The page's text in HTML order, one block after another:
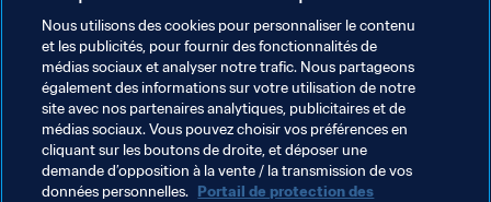
Cet article s'inscrit dans notre série "The Global Game"
qui met en lumière le football qui se joue habituellement
loin des feux des projecteurs.
Nous utilisons des cookies pour personnaliser le contenu
et les publicités, pour fournir des fonctionnalités de
médias sociaux et analyser notre trafic. Nous partageons
également des informations sur votre utilisation de notre
site avec nos partenaires analytiques, publicitaires et de
médias sociaux. Vous pouvez choisir vos préférences en
cliquant sur les boutons de droite, et déposer une
demande d’opposition à la vente / la transmission de vos
données personnelles. Portail de protection des